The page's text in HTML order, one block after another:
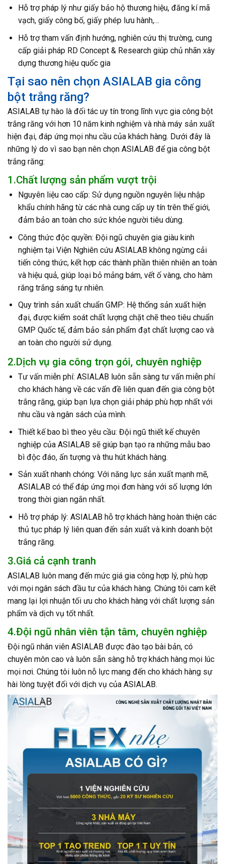
Hỗ trợ pháp lý như giấy bảo hộ thương hiệu, đăng kí mã
vạch, giấy công bố, giấy phép lưu hành,…
Hỗ trợ tham vấn định hướng, nghiên cứu thị trường, cung
cấp giải pháp RD Concept & Research giúp chủ nhãn xây
dựng thương hiệu quốc gia
Tại sao nên chọn ASIALAB gia công
bột trắng răng?
ASIALAB tự hào là đối tác uy tín trong lĩnh vực gia công bột
trắng răng với hơn 10 năm kinh nghiệm và nhà máy sản xuất
hiện đại, đáp ứng mọi nhu cầu của khách hàng. Dưới đây là
những lý do vì sao bạn nên chọn ASIALAB để gia công bột
trắng răng:
1.Chất lượng sản phẩm vượt trội
Nguyên liệu cao cấp: Sử dụng nguồn nguyên liệu nhập
khẩu chính hãng từ các nhà cung cấp uy tín trên thế giới,
đảm bảo an toàn cho sức khỏe người tiêu dùng.
Công thức độc quyền: Đội ngũ chuyên gia giàu kinh
nghiệm tại Viện Nghiên cứu ASIALAB không ngừng cải
tiến công thức, kết hợp các thành phần thiên nhiên an toàn
và hiệu quả, giúp loại bỏ mảng bám, vết ố vàng, cho hàm
răng trắng sáng tự nhiên.
Quy trình sản xuất chuẩn GMP: Hệ thống sản xuất hiện
đại, được kiểm soát chất lượng chặt chẽ theo tiêu chuẩn
GMP Quốc tế, đảm bảo sản phẩm đạt chất lượng cao và
an toàn cho người sử dụng.
2.Dịch vụ gia công trọn gói, chuyên nghiệp
Tư vấn miễn phí: ASIALAB luôn sẵn sàng tư vấn miễn phí
cho khách hàng về các vấn đề liên quan đến gia công bột
trắng răng, giúp bạn lựa chọn giải pháp phù hợp nhất với
nhu cầu và ngân sách của mình.
Thiết kế bao bì theo yêu cầu: Đội ngũ thiết kế chuyên
nghiệp của ASIALAB sẽ giúp bạn tạo ra những mẫu bao
bì độc đáo, ấn tượng và thu hút khách hàng.
Sản xuất nhanh chóng: Với năng lực sản xuất mạnh mẽ,
ASIALAB có thể đáp ứng mọi đơn hàng với số lượng lớn
trong thời gian ngắn nhất.
Hỗ trợ pháp lý: ASIALAB hỗ trợ khách hàng hoàn thiện các
thủ tục pháp lý liên quan đến sản xuất và kinh doanh bột
trắng răng.
3.Giá cả cạnh tranh
ASIALAB luôn mang đến mức giá gia công hợp lý, phù hợp
với mọi ngân sách đầu tư của khách hàng. Chúng tôi cam kết
mang lại lợi nhuận tối ưu cho khách hàng với chất lượng sản
phẩm và dịch vụ tốt nhất.
4.Đội ngũ nhân viên tận tâm, chuyên nghiệp
Đội ngũ nhân viên ASIALAB được đào tạo bài bản, có
chuyên môn cao và luôn sẵn sàng hỗ trợ khách hàng mọi lúc
mọi nơi. Chúng tôi luôn nỗ lực mang đến cho khách hàng sự
hài lòng tuyệt đối với dịch vụ của ASIALAB.